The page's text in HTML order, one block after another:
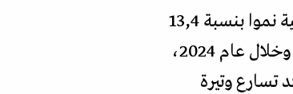
، فقد واصلت تحقيق نتائج إيجابية، إذ سجلت الصادرات غير النفطية نموا بنسبة 13,4
في المئة في الربع الأول من عام 2025، وارتفعت إلى 17,8 في المئة في الربع الثاني، كما سبقت الإشارة. وخلال عام 2024،
قدرها 13,1 في المئة عن عام 2023، مما يؤكد تسارع وتيرة